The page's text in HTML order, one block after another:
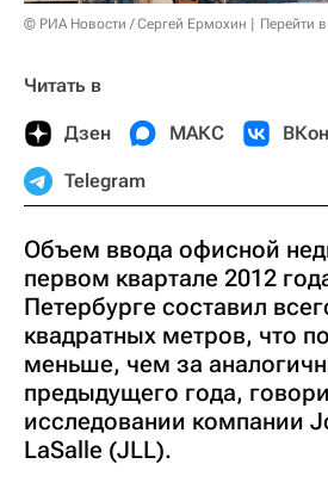
© РИА Новости / Сергей Ермохин Перейти
Читать в
Дзен МАКС
Telegram
Объем ввода офисной
первом квартале 2012
Петербурге составил
квадратных метров, что
меньше, чем за
предыдущего года,
исследовании компании
LaSalle (JLL).